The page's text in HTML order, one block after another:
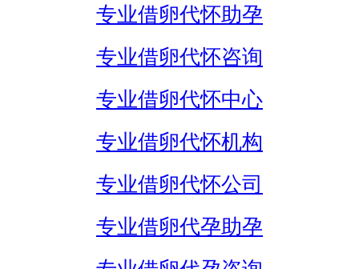
专业借卵代怀助孕
专业借卵代怀咨询
专业借卵代怀中心
专业借卵代怀机构
专业借卵代怀公司
专业借卵代孕助孕